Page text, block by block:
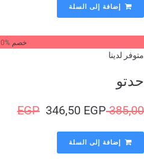
إضافة إلى السلة
خصم %10
لدينا
EGP 346,50EGP
إضافة إلى السلة